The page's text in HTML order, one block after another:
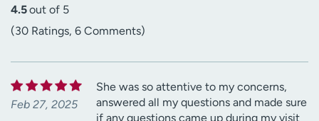
4.5out of 5
(30 Ratings, 6 Comments)
Feb 27, 2025
She was so attentive to my concerns,
answered all my questions and made sure
if any questions came up during my visit